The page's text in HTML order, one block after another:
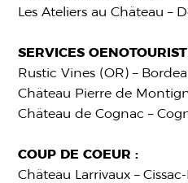
Les Ateliers au Château –
SERVICES
Rustic Vines (OR) –
Château Pierre de
Château de Cognac –
COUP DE COEUR :
Château Larrivaux –